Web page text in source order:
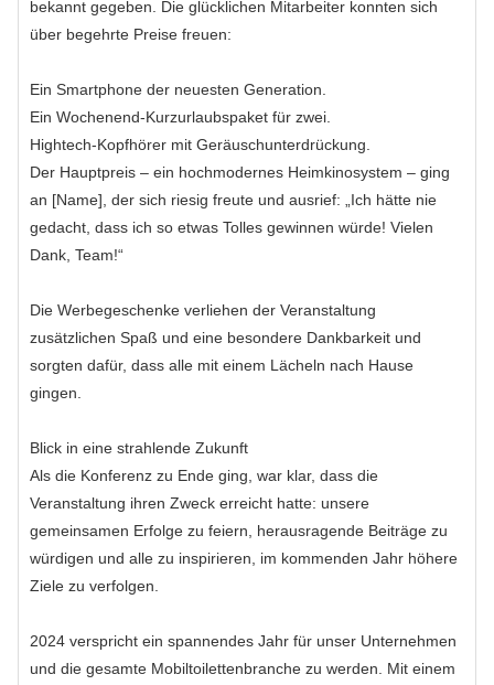
bekannt gegeben. Die glücklichen Mitarbeiter konnten sich
über begehrte Preise freuen:
Ein Smartphone der neuesten Generation.
Ein Wochenend-Kurzurlaubspaket für zwei.
Hightech-Kopfhörer mit Geräuschunterdrückung.
Der Hauptpreis – ein hochmodernes Heimkinosystem – ging
an [Name], der sich riesig freute und ausrief: „Ich hätte nie
gedacht, dass ich so etwas Tolles gewinnen würde! Vielen
Dank, Team!“
Die Werbegeschenke verliehen der Veranstaltung
zusätzlichen Spaß und eine besondere Dankbarkeit und
sorgten dafür, dass alle mit einem Lächeln nach Hause
gingen.
Blick in eine strahlende Zukunft
Als die Konferenz zu Ende ging, war klar, dass die
Veranstaltung ihren Zweck erreicht hatte: unsere
gemeinsamen Erfolge zu feiern, herausragende Beiträge zu
würdigen und alle zu inspirieren, im kommenden Jahr höhere
Ziele zu verfolgen.
2024 verspricht ein spannendes Jahr für unser Unternehmen
und die gesamte Mobiltoilettenbranche zu werden. Mit einem